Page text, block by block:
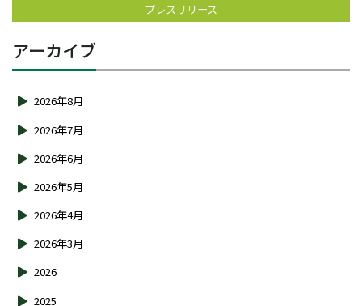
プレスリリース
アーカイブ
2026年8月
2026年7月
2026年6月
2026年5月
2026年4月
2026年3月
2026
2025